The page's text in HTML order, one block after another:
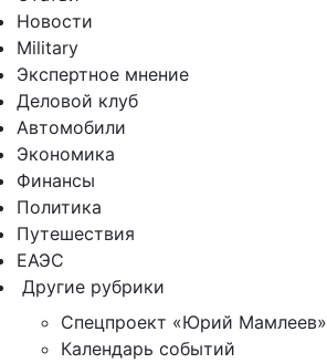
Новости
Military
Экспертное мнение
Деловой клуб
Автомобили
Экономика
Финансы
Политика
Путешествия
ЕАЭС
Другие рубрики
Спецпроект «Юрий Мамлеев»
Календарь событий